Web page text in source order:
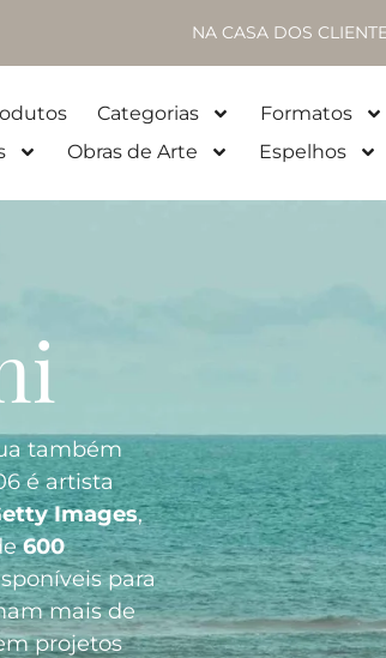
NA CASA DOS
Categorias Formatos
Obras de Arte Espelhos
também
é artista
Images,
600
para
mais de
projetos